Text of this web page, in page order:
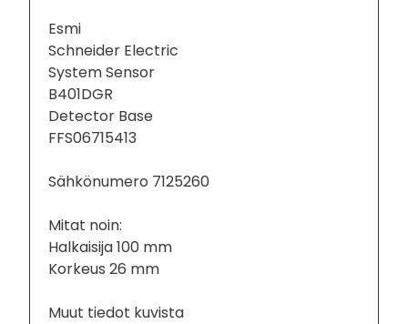
Esmi
Schneider Electric
System Sensor
B401DGR
Detector Base
FFS06715413
Sähkönumero 7125260
Mitat noin:
Halkaisija 100 mm
Korkeus 26 mm
Muut tiedot kuvista